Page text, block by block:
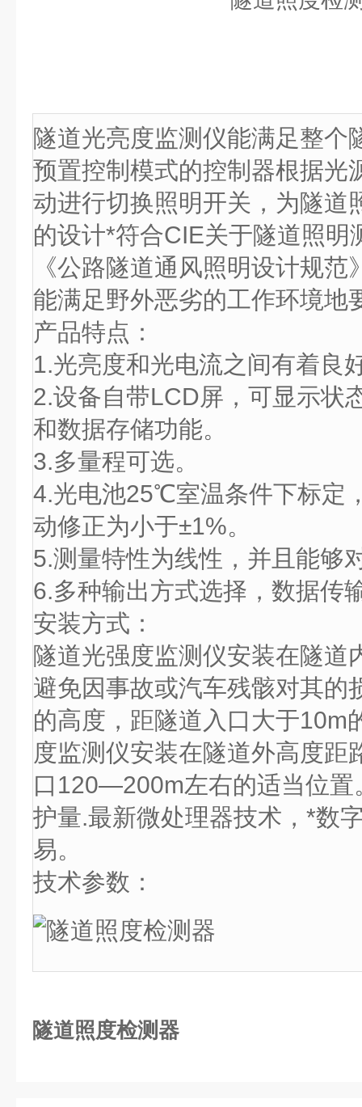
隧道光亮度监测仪能满足整个
预置控制模式的控制器根据光
动进行切换照明开关，为隧道
的设计*符合CIE关于隧道照明
《公路隧道通风照明设计规
能满足野外恶劣的工作环境地
产品特点：
1.光亮度和光电流之间有着良
2.设备自带LCD屏，可显示状
和数据存储功能。
3.多量程可选。
4.光电池25℃室温条件下标定
动修正为小于±1%。
5.测量特性为线性，并且能够
6.多种输出方式选择，数据传
安装方式：
隧道光强度监测仪安装在隧道
避免因事故或汽车残骸对其的
的高度，距隧道入口大于10m
度监测仪安装在隧道外高度距
口120—200m左右的适当位置
护量.最新微处理器技术，*数
易。
技术参数：
隧道照度检测器